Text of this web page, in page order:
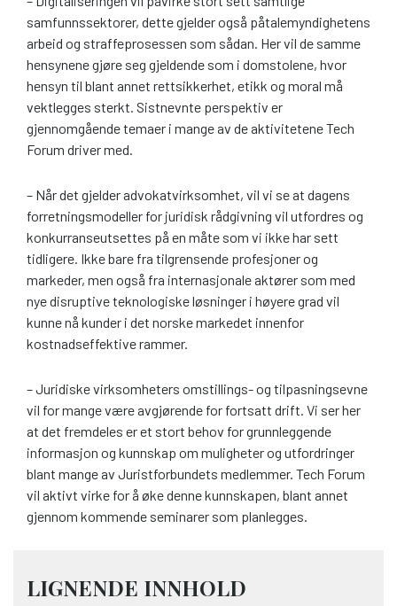
samfunnssektorer, dette gjelder også påtalemyndighetens
arbeid og straffeprosessen som sådan. Her vil de samme
hensynene gjøre seg gjeldende som i domstolene, hvor
hensyn til blant annet rettsikkerhet, etikk og moral må
vektlegges sterkt. Sistnevnte perspektiv er
gjennomgående temaer i mange av de aktivitetene Tech
Forum driver med.
– Når det gjelder advokatvirksomhet, vil vi se at dagens
forretningsmodeller for juridisk rådgivning vil utfordres og
konkurranseutsettes på en måte som vi ikke har sett
tidligere. Ikke bare fra tilgrensende profesjoner og
markeder, men også fra internasjonale aktører som med
nye disruptive teknologiske løsninger i høyere grad vil
kunne nå kunder i det norske markedet innenfor
kostnadseffektive rammer.
– Juridiske virksomheters omstillings- og tilpasningsevne
vil for mange være avgjørende for fortsatt drift. Vi ser her
at det fremdeles er et stort behov for grunnleggende
informasjon og kunnskap om muligheter og utfordringer
blant mange av Juristforbundets medlemmer. Tech Forum
vil aktivt virke for å øke denne kunnskapen, blant annet
gjennom kommende seminarer som planlegges.
LIGNENDE INNHOLD